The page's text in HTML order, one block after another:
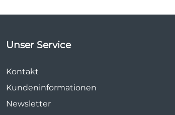
Unser Service
Kontakt
Kundeninformationen
Newsletter